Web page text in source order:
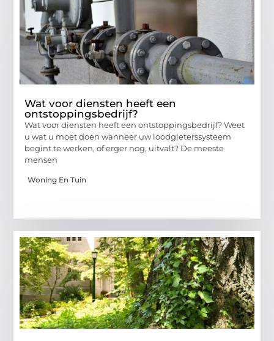
Wat voor diensten heeft een
ontstoppingsbedrijf?
Wat voor diensten heeft een ontstoppingsbedrijf? Weet
u wat u moet doen wanneer uw loodgieterssysteem
begint te werken, of erger nog, uitvalt? De meeste
mensen
Woning En Tuin